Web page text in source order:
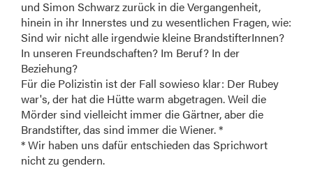
und Simon Schwarz zurück in die Vergangenheit,
hinein in ihr Innerstes und zu wesentlichen Fragen, wie:
Sind wir nicht alle irgendwie kleine BrandstifterInnen?
In unseren Freundschaften? Im Beruf? In der
Beziehung?
Für die Polizistin ist der Fall sowieso klar: Der Rubey
war's, der hat die Hütte warm abgetragen. Weil die
Mörder sind vielleicht immer die Gärtner, aber die
Brandstifter, das sind immer die Wiener. *
* Wir haben uns dafür entschieden das Sprichwort
nicht zu gendern.